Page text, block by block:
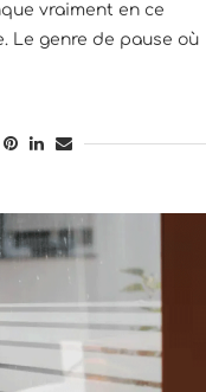
vraiment en ce
Le genre de pause où